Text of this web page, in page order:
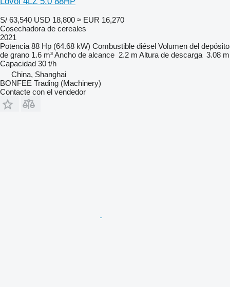
S/ 63,540 USD 18,800 ≈ EUR 16,270
Cosechadora de cereales
2021
Potencia 88 Hp (64.68 kW) Combustible diésel Volumen del depósito
de grano 1.6 m³Ancho de alcance 2.2 m Altura de descarga 3.08 m
Capacidad 30 t/h
China, Shanghai
BONFEE Trading (Machinery)
Contacte con el vendedor